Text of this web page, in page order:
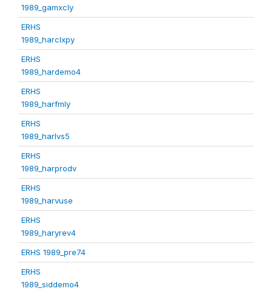
1989_gamxcly
ERHS
1989_harclxpy
ERHS
1989_hardemo4
ERHS
1989_harfmly
ERHS
1989_harlvs5
ERHS
1989_harprodv
ERHS
1989_harvuse
ERHS
1989_haryrev4
ERHS 1989_pre74
ERHS
1989_siddemo4